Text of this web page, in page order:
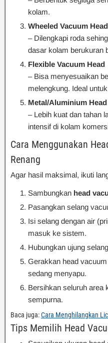
kolam.
Wheeled Vacuum
– Dilengkapi roda
dasar kolam berukuran
Flexible Vacuum Head
– Bisa menyesuaikan
melengkung. Ideal
Metal/Aluminium
– Lebih kuat dan tahan
intensif di kolam
Cara Menggunakan
Renang
Agar hasil maksimal, ikuti
Sambungkan head
Pasangkan selang
Isi selang dengan air
masuk ke sistem.
Hubungkan ujung
Gerakkan head
sedang menyapu.
Bersihkan seluruh area
sempurna.
Baca juga:Cara Menghilangkan
Tips Memilih Head